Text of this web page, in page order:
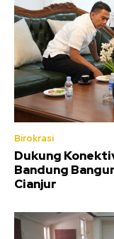
Birokrasi
Dukung
Bandung
Cianjur